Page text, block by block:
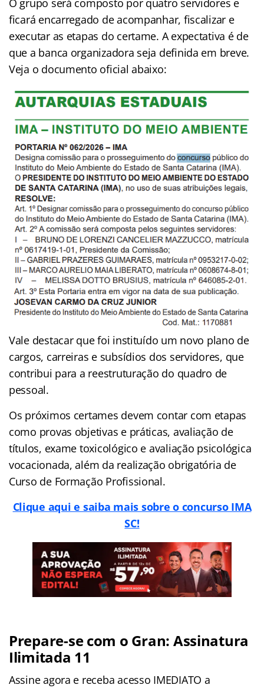
O grupo será composto por quatro servidores e
ficará encarregado de acompanhar, fiscalizar e
executar as etapas do certame. A expectativa é de
que a banca organizadora seja definida em breve.
Veja o documento oficial abaixo:
Vale destacar que foi instituído um novo plano de
cargos, carreiras e subsídios dos servidores, que
contribui para a reestruturação do quadro de
pessoal.
Os próximos certames devem contar com etapas
como provas objetivas e práticas, avaliação de
títulos, exame toxicológico e avaliação psicológica
vocacionada, além da realização obrigatória de
Curso de Formação Profissional.
Clique aqui e saiba mais sobre o concurso IMA
SC!
Prepare-se com o Gran: Assinatura
Ilimitada 11
Assine agora e receba acesso IMEDIATO a